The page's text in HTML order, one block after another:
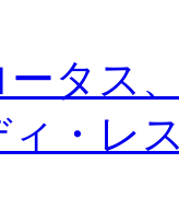
ータス
ィ・レ